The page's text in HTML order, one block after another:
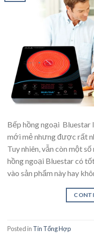
Bếp hồng ngoại
mới mẻ nhưng được rất
Tuy nhiên, vẫn còn một
hồng ngoại Bluestar có
vào sản phẩm này hay
Posted in Tin Tổng Hợp